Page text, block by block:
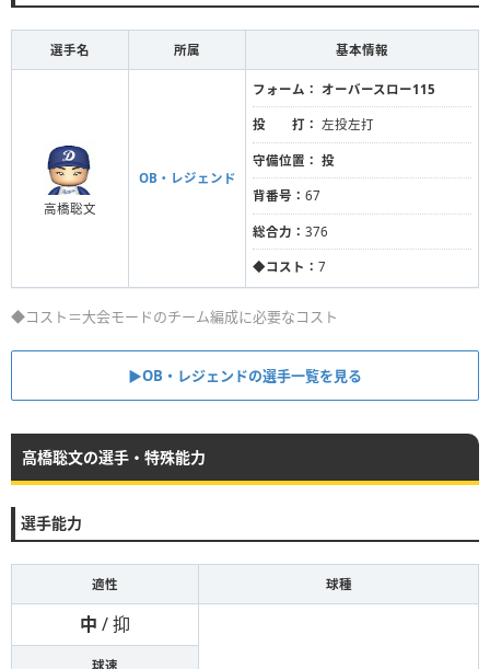
選手名 所属 基本情報
高橋聡文
OB・レジェンド
フォーム： オーバースロー115
投 打： 左投左打
守備位置： 投
背番号： 67
総合力： 376
◆コスト： 7
◆コスト＝大会モードのチーム編成に必要なコスト
▶︎OB・レジェンドの選手一覧を見る
高橋聡文の選手・特殊能力
選手能力
適性 球種
中 / 抑
球速